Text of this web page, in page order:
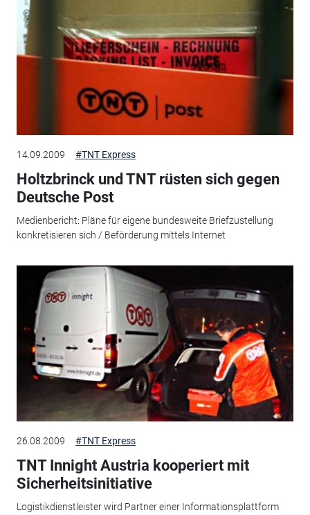
14.09.2009 #TNT Express
Holtzbrinck und TNT rüsten sich gegen
Deutsche Post
Medienbericht: Pläne für eigene bundesweite Briefzustellung
konkretisieren sich / Beförderung mittels Internet
26.08.2009 #TNT Express
TNT Innight Austria kooperiert mit
Sicherheitsinitiative
Logistikdienstleister wird Partner einer Informationsplattform